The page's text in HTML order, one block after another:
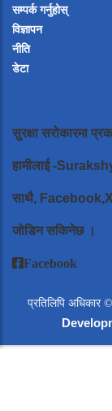
सम्पर्क गर्नुहोस्
विज्ञापन
नीति
डेटा
सुरक्षा सरोकारमा
हामीलाई-
साथै, Facebook,X
जोडिन सकिनेछ ।
Facebook
प्रतिलिपि अधिकार